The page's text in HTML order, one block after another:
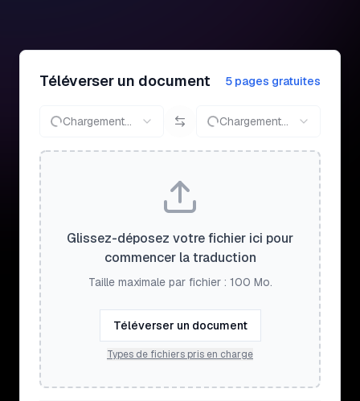
Téléverser un document 5 pages gratuites
Chargement... Chargement...
Glissez-déposez votre fichier ici pour
commencer la traduction
Taille maximale par fichier : 100 Mo.
Téléverser un document
Types de fichiers pris en charge